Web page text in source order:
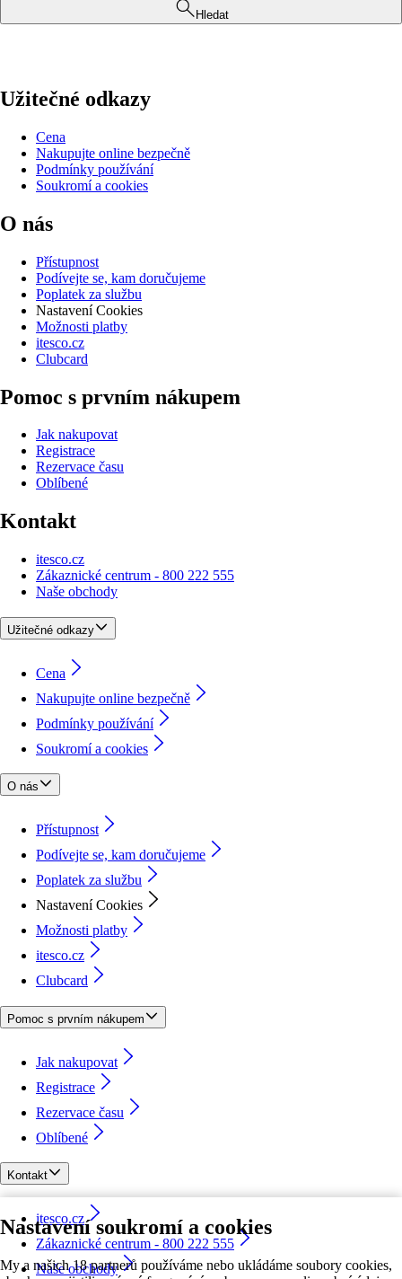
Nastavení soukromí a cookies
My a našich 18 partnerů používáme nebo ukládáme soubory cookies,
Hledat
Užitečné odkazy
Cena
Nakupujte online bezpečně
Podmínky používání
Soukromí a cookies
O nás
Přístupnost
Podívejte se, kam doručujeme
Poplatek za službu
Nastavení Cookies
Možnosti platby
itesco.cz
Clubcard
Pomoc s prvním nákupem
Jak nakupovat
Registrace
Rezervace času
Oblíbené
Kontakt
itesco.cz
Zákaznické centrum - 800 222 555
Naše obchody
Užitečné odkazy
Cena
Nakupujte online bezpečně
Podmínky používání
Soukromí a cookies
O nás
Přístupnost
Podívejte se, kam doručujeme
Poplatek za službu
Nastavení Cookies
Možnosti platby
itesco.cz
Clubcard
Pomoc s prvním nákupem
Jak nakupovat
Registrace
Rezervace času
Oblíbené
Kontakt
itesco.cz
Zákaznické centrum - 800 222 555
Naše obchody